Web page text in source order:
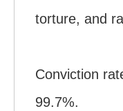
torture, and
Conviction
99.7%.